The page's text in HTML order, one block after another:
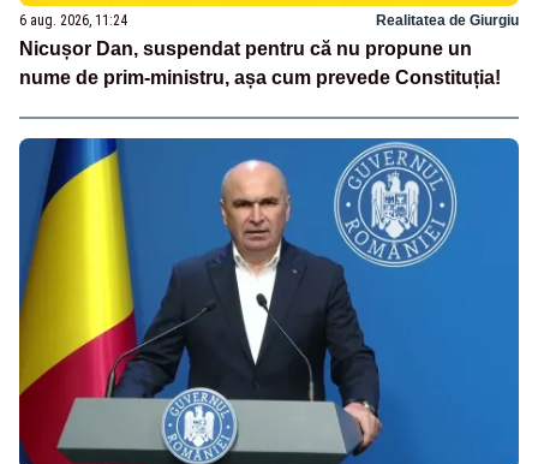
6 aug. 2026, 11:24 Realitatea de Giurgiu
Nicușor Dan, suspendat pentru că nu propune un
nume de prim-ministru, așa cum prevede Constituția!